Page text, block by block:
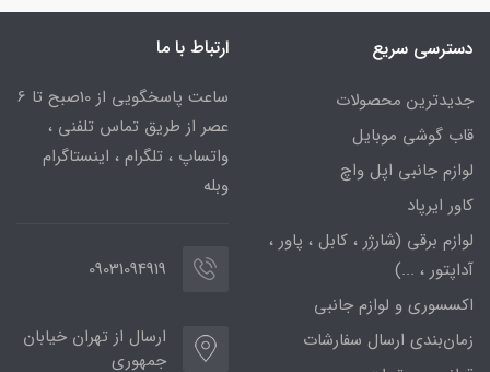
دسترسی سریع
جدیدترین محصولات
قاب گوشی موبایل
لوازم جانبی اپل واچ
کاور ایرپاد
لوازم برقی (شارژر ، کابل ، پاور ،
آداپتور ، ...)
اکسسوری و لوازم جانبی
زمان‌بندی ارسال سفارشات
ارتباط با ما
ساعت پاسخگویی از 10صبح تا 6
عصر از طریق تماس تلفنی ،
واتساپ ، تلگرام ، اینستاگرام
وبله
09031094919
ارسال از تهران خیابان
جمهوری